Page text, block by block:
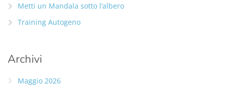
Metti un Mandala sotto l’albero
Training Autogeno
Archivi
Maggio 2026